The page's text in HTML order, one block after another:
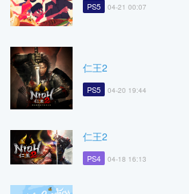
PS5 04-21 00:07
仁王2
PS5 04-20 19:44
仁王2
PS4 04-18 16:13